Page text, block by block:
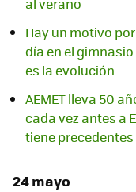
Hay un motivo
día en el
es la evolución
AEMET lleva 50
cada vez antes a
tiene precedentes
24 mayo